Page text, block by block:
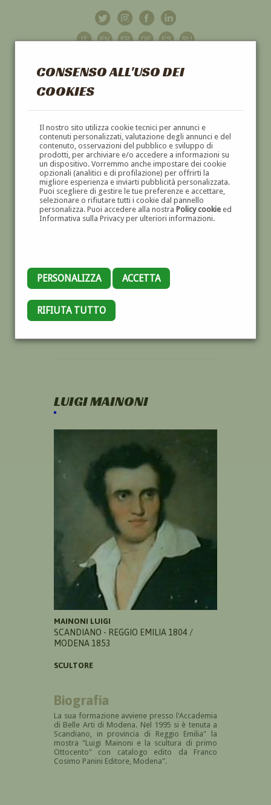
CONSENSO ALL'USO DEI
COOKIES
Il nostro sito utilizza cookie tecnici per annunci e
contenuti personalizzati, valutazione degli annunci e del
contenuto, osservazioni del pubblico e sviluppo di
prodotti, per archiviare e/o accedere a informazioni su
un dispositivo. Vorremmo anche impostare dei cookie
opzionali (analitici e di profilazione) per offrirti la
migliore esperienza e inviarti pubblicità personalizzata.
Puoi scegliere di gestire le tue preferenze e accettare,
selezionare o rifiutare tutti i cookie dal pannello
personalizza. Puoi accedere alla nostra Policy cookieed
Informativa sulla Privacy per ulteriori informazioni.
PERSONALIZZA ACCETTA
RIFIUTA TUTTO
GALLERIAD'ARTE
DIPINTI E SCULTURE '800 E '900
LUIGI MAINONI
MAINONI LUIGI
SCANDIANO - REGGIO EMILIA 1804 /
MODENA 1853
SCULTORE
Biografia
La sua formazione avviene presso l'Accademia
di Belle Arti di Modena. Nel 1995 si è tenuta a
Scandiano, in provincia di Reggio Emilia" la
mostra "Luigi Mainoni e la scultura di primo
Ottocento" con catalogo edito da Franco
Cosimo Panini Editore, Modena".